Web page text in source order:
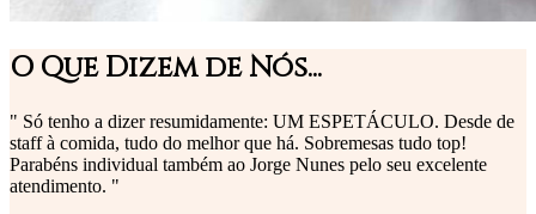
O Que Dizem de Nós...
" Só tenho a dizer resumidamente: UM ESPETÁCULO. Desde de
staff à comida, tudo do melhor que há. Sobremesas tudo top!
Parabéns individual também ao Jorge Nunes pelo seu excelente
atendimento. "